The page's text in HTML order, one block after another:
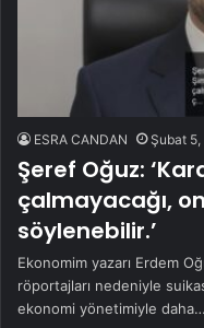
ESRA CANDAN Şubat
Şeref Oğuz:
çalmayacağı,
söylenebilir.’
Ekonomim yazarı Erdem
röportajları nedeniyle
ekonomi yönetimiyle daha…